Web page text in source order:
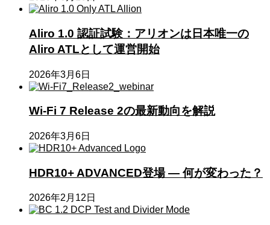
Aliro 1.0 認証試験：アリオンは日本唯一の
Aliro ATLとして運営開始
2026年3月6日
Wi-Fi 7 Release 2の最新動向を解説
2026年3月6日
HDR10+ ADVANCED登場 ― 何が変わった？
2026年2月12日